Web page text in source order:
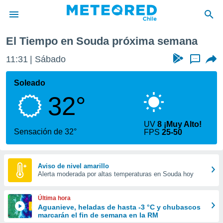
de
por
que se
calidad.
a este
las
y
forma
digital
basada
El Tiempo en Souda próxima semana
11:31 Sábado ...
Soleado
32°
Sensación de 32°
UV8 ¡Muy Alto!
FPS25-50
Aviso de nivel amarillo
Alerta moderada por altas temperaturas en Souda hoy
Última hora
Aguanieve, heladas de hasta -3 °C y chubascos
marcarán el fin de semana en la RM